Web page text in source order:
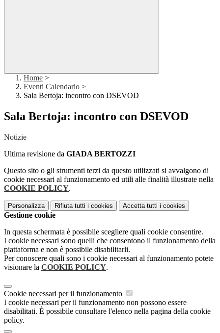
Home >
Eventi Calendario >
Sala Bertoja: incontro con DSEVOD
Sala Bertoja: incontro con DSEVOD
Notizie
Ultima revisione da GIADA BERTOZZI
Questo sito o gli strumenti terzi da questo utilizzati si avvalgono di
cookie necessari al funzionamento ed utili alle finalità illustrate nella
COOKIE POLICY.
Personalizza Rifiuta tutti i cookies Accetta tutti i cookies
Gestione cookie
In questa schermata è possibile scegliere quali cookie consentire.
I cookie necessari sono quelli che consentono il funzionamento della
piattaforma e non è possibile disabilitarli.
Per conoscere quali sono i cookie necessari al funzionamento potete
visionare la COOKIE POLICY.
Cookie necessari per il funzionamento
I cookie necessari per il funzionamento non possono essere
disabilitati. È possibile consultare l'elenco nella pagina della cookie
policy.